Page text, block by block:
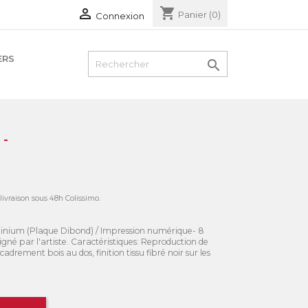
 Connexion shopping_cart Panier (0)

-
sous 48h Colissimo.
(Plaque Dibond) / Impression numérique- 8
par l'artiste. Caractéristiques: Reproduction de
bois au dos, finition tissu fibré noir sur les